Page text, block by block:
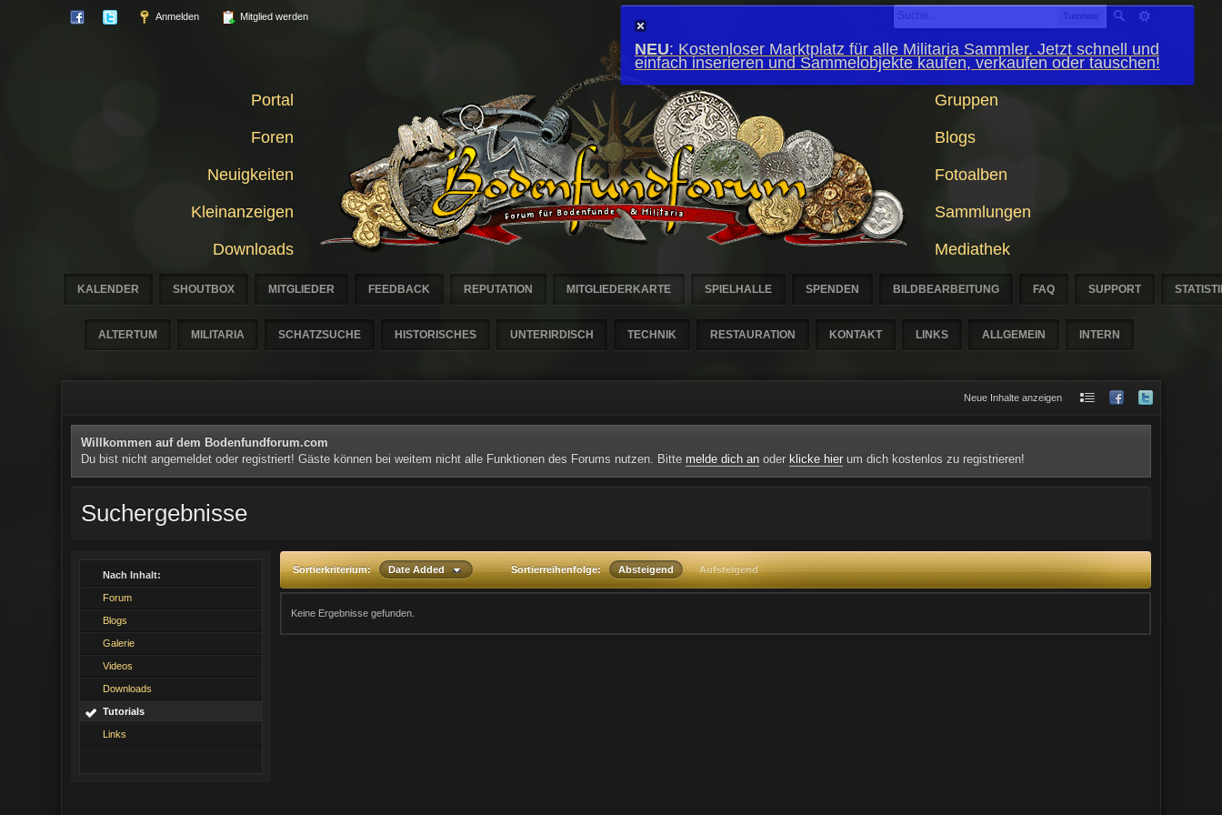
Tutorials
Anmelden Mitglied werden
Portal
Foren
Neuigkeiten
Kleinanzeigen
Downloads
Gruppen
Blogs
Fotoalben
Sammlungen
Mediathek
KALENDER SHOUTBOX MITGLIEDER FEEDBACK REPUTATION MITGLIEDERKARTE SPIELHALLE SPENDEN BILDBEARBEITUNG FAQ SUPPORT
ALTERTUM MILITARIA SCHATZSUCHE HISTORISCHES UNTERIRDISCH TECHNIK RESTAURATION KONTAKT LINKS ALLGEMEIN INTERN
Neue Inhalte anzeigen
NEU: Kostenloser Marktplatz für alle Militaria Sammler. Jetzt schnell und
einfach inserieren und Sammelobjekte kaufen, verkaufen oder tauschen!
Willkommen auf dem Bodenfundforum.com
Du bist nicht angemeldet oder registriert! Gäste können bei weitem nicht alle Funktionen des Forums nutzen. Bitte melde dich an oder klicke hier um dich kostenlos zu registrieren!
Suchergebnisse
Nach Inhalt:
Forum
Blogs
Galerie
Videos
Downloads
Tutorials
Links
Sortierkriterium: Date Added Sortierreihenfolge: Absteigend Aufsteigend
Keine Ergebnisse gefunden.